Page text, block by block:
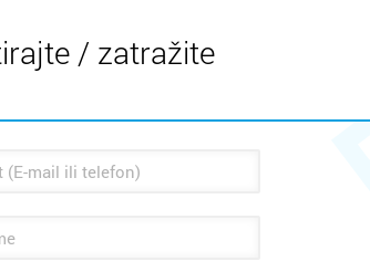
/ zatražite